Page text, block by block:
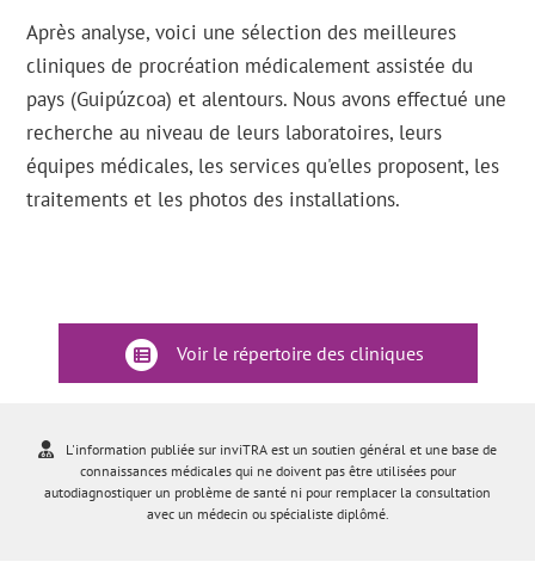
Après analyse, voici une sélection des meilleures
cliniques de procréation médicalement assistée du
pays (Guipúzcoa) et alentours. Nous avons effectué une
recherche au niveau de leurs laboratoires, leurs
équipes médicales, les services qu'elles proposent, les
traitements et les photos des installations.
Voir le répertoire des cliniques
L'information publiée sur inviTRA est un soutien général et une base de
connaissances médicales qui ne doivent pas être utilisées pour
autodiagnostiquer un problème de santé ni pour remplacer la consultation
avec un médecin ou spécialiste diplômé.